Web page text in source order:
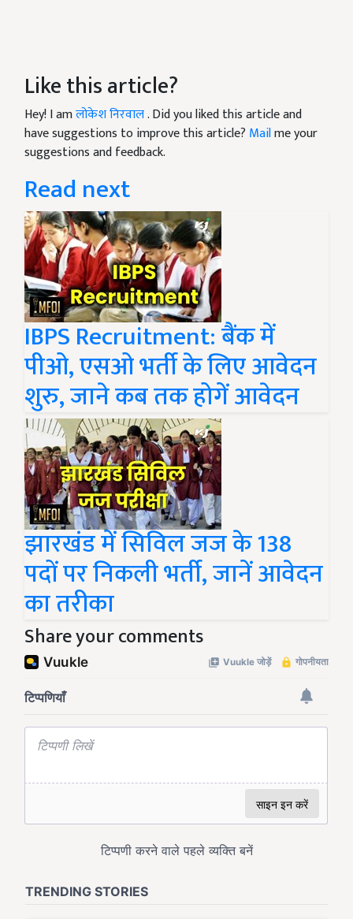
Like this article?
Hey! I amलोकेश निरवाल. Did you liked this article and
have suggestions to improve this article? Mailme your
suggestions and feedback.
Read next
IBPS Recruitment: बैंक में
पीओ, एसओ भर्ती के लिए आवेदन
शुरु, जाने कब तक होगें आवेदन
झारखंड में सिविल जज के 138
पदों पर निकली भर्ती, जानें आवेदन
का तरीका
Share your comments